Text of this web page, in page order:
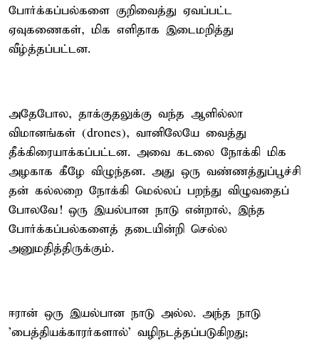
போர்க்கப்பல்களை குறிவைத்து ஏவப்பட்ட
ஏவுகணைகள், மிக எளிதாக இடைமறித்து
வீழ்த்தப்பட்டன.
அதேபோல, தாக்குதலுக்கு வந்த ஆளில்லா
விமானங்கள் (drones), வானிலேயே வைத்து
தீக்கிரையாக்கப்பட்டன. அவை கடலை நோக்கி மிக
அழகாக கீழே விழுந்தன. அது ஒரு வண்ணத்துப்பூச்சி
தன் கல்லறை நோக்கி மெல்லப் பறந்து விழுவதைப்
போலவே! ஒரு இயல்பான நாடு என்றால், இந்த
போர்க்கப்பல்களைத் தடையின்றி செல்ல
அனுமதித்திருக்கும்.
ஈரான் ஒரு இயல்பான நாடு அல்ல. அந்த நாடு
'பைத்தியக்காரர்களால்' வழிநடத்தப்படுகிறது;